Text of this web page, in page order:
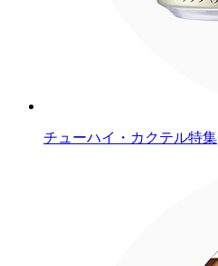
チューハイ・カクテル特集